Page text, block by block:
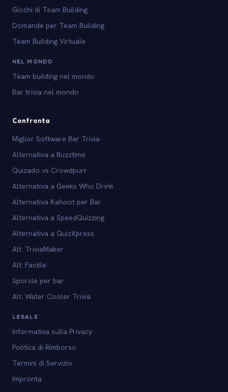
Giochi di Team Building
Domande per Team Building
Team Building Virtuale
NEL MONDO
Team building nel mondo
Bar trivia nel mondo
Confronta
Miglior Software Bar Trivia
Alternativa a Buzztime
Quizado vs Crowdpurr
Alternativa a Geeks Who Drink
Alternativa Kahoot per Bar
Alternativa a SpeedQuizzing
Alternativa a QuizXpress
Alt. TriviaMaker
Alt. Factile
Sporcle per bar
Alt. Water Cooler Trivia
LEGALE
Informativa sulla Privacy
Politica di Rimborso
Termini di Servizio
Impronta